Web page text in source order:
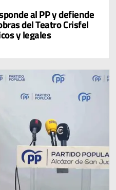
al PP y defiende
del Teatro Crisfel
y legales